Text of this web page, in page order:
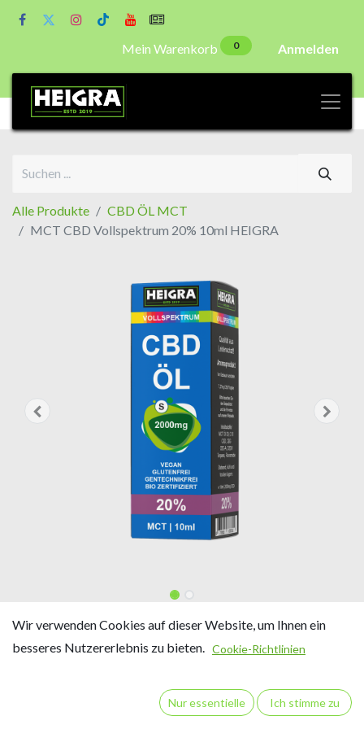
Mein Warenkorb 0 Anmelden
Alle Produkte
CBD ÖL MCT
MCT CBD Vollspektrum 20% 10ml HEIGRA
MCT CBD Vollspektrum 20%
10ml HEIGRA
Inhalt: 10 ml / ca. 275 Tropfen
Wir verwenden Cookies auf dieser Website, um Ihnen ein
besseres Nutzererlebnis zu bieten. Cookie-Richtlinien
Nur essentielle Ich stimme zu